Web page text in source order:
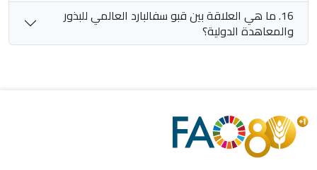
16. ما هي العلاقة بين قبو سفالبارد العالمي للبذور
والمعاهدة الدولية؟